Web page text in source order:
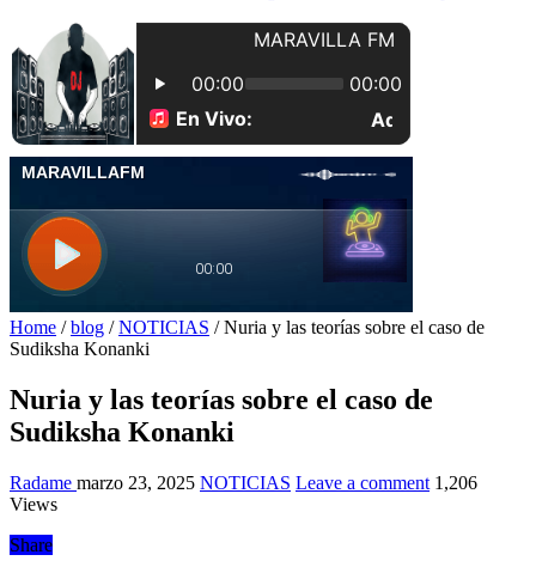
Home / blog / NOTICIAS / Nuria y las teorías sobre el caso de
Sudiksha Konanki
Nuria y las teorías sobre el caso de
Sudiksha Konanki
Radame marzo 23, 2025 NOTICIAS Leave a comment 1,206
Views
Share